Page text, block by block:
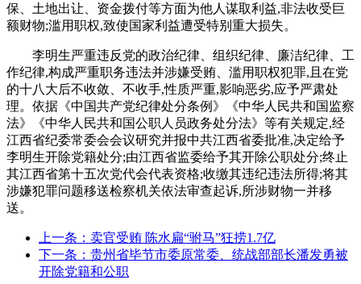
保、土地出让、资金拨付等方面为他人谋取利益,非法收受巨
额财物;滥用职权,致使国家利益遭受特别重大损失。
李明生严重违反党的政治纪律、组织纪律、廉洁纪律、工
作纪律,构成严重职务违法并涉嫌受贿、滥用职权犯罪,且在党
的十八大后不收敛、不收手,性质严重,影响恶劣,应予严肃处
理。依据《中国共产党纪律处分条例》《中华人民共和国监察
法》《中华人民共和国公职人员政务处分法》等有关规定,经
江西省纪委常委会会议研究并报中共江西省委批准,决定给予
李明生开除党籍处分;由江西省监委给予其开除公职处分;终止
其江西省第十五次党代会代表资格;收缴其违纪违法所得;将其
涉嫌犯罪问题移送检察机关依法审查起诉,所涉财物一并移
送。
上一条：卖官受贿 陈水扁“驸马”狂捞1.7亿
下一条：贵州省毕节市委原常委、统战部部长潘发勇被
开除党籍和公职